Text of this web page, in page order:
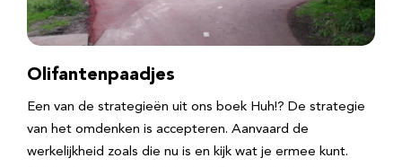
Olifantenpaadjes
Een van de strategieën uit ons boek Huh!? De strategie
van het omdenken is accepteren. Aanvaard de
werkelijkheid zoals die nu is en kijk wat je ermee kunt.